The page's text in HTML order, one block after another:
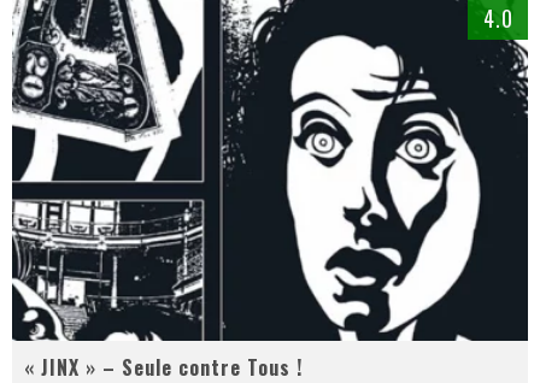
4.0
« JINX » – Seule contre Tous !